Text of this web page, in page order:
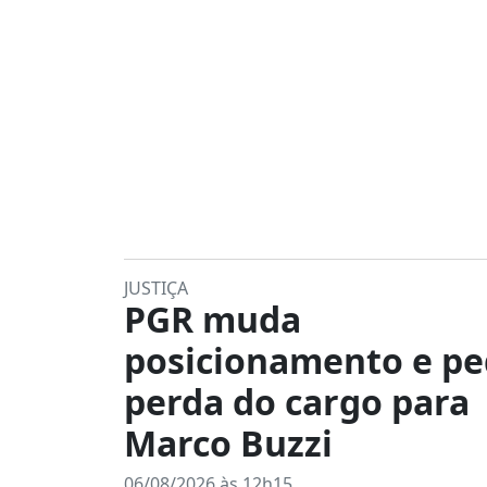
JUSTIÇA
PGR muda
posicionamento e
perda do cargo para
Marco Buzzi